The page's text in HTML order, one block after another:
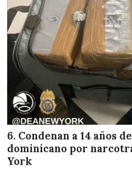
Condenan a 14 años
dominicano por
York